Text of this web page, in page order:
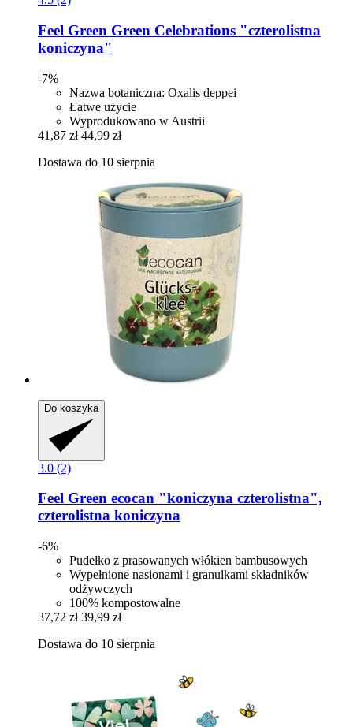
Feel Green Green Celebrations "czterolistna
koniczyna"
-7%
Nazwa botaniczna: Oxalis deppei
Łatwe użycie
Wyprodukowano w Austrii
41,87 zł 44,99 zł
Dostawa do 10 sierpnia
Do koszyka
3.0 (2)
Feel Green ecocan "koniczyna czterolistna",
czterolistna koniczyna
-6%
Pudełko z prasowanych włókien bambusowych
Wypełnione nasionami i granulkami składników
odżywczych
100% kompostowalne
37,72 zł 39,99 zł
Dostawa do 10 sierpnia